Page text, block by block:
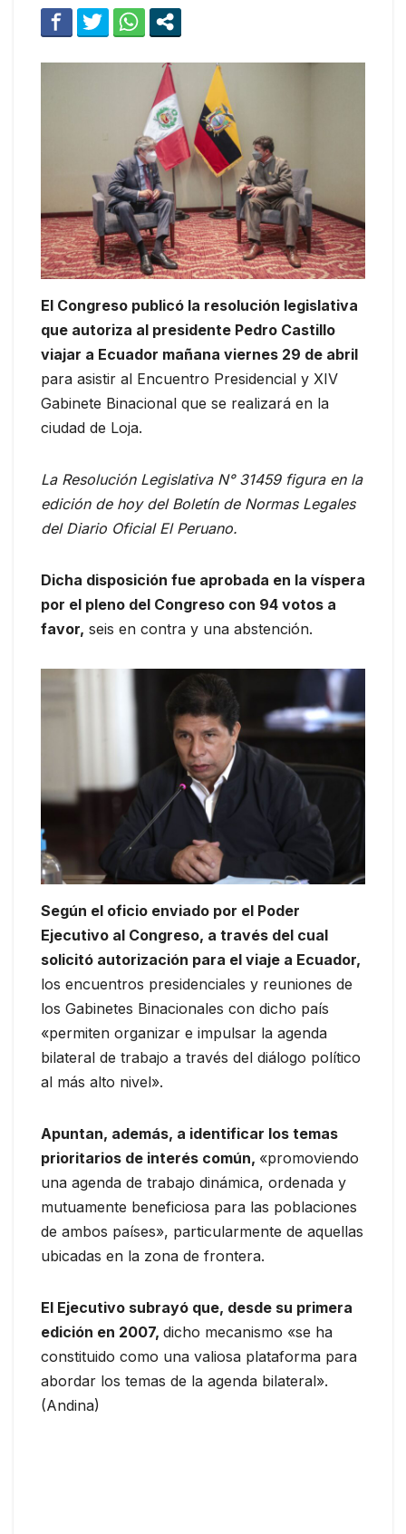
El Congreso publicó la resolución legislativa
que autoriza al presidente Pedro Castillo
viajar a Ecuador mañana viernes 29 de abril
para asistir al Encuentro Presidencial y XIV
Gabinete Binacional que se realizará en la
ciudad de Loja.
La Resolución Legislativa N° 31459 figura en la
edición de hoy del Boletín de Normas Legales
del Diario Oficial El Peruano.
Dicha disposición fue aprobada en la víspera
por el pleno del Congreso con 94 votos a
favor, seis en contra y una abstención.
Según el oficio enviado por el Poder
Ejecutivo al Congreso, a través del cual
solicitó autorización para el viaje a Ecuador,
los encuentros presidenciales y reuniones de
los Gabinetes Binacionales con dicho país
«permiten organizar e impulsar la agenda
bilateral de trabajo a través del diálogo político
al más alto nivel».
Apuntan, además, a identificar los temas
prioritarios de interés común, «promoviendo
una agenda de trabajo dinámica, ordenada y
mutuamente beneficiosa para las poblaciones
de ambos países», particularmente de aquellas
ubicadas en la zona de frontera.
El Ejecutivo subrayó que, desde su primera
edición en 2007, dicho mecanismo «se ha
constituido como una valiosa plataforma para
abordar los temas de la agenda bilateral».
(Andina)